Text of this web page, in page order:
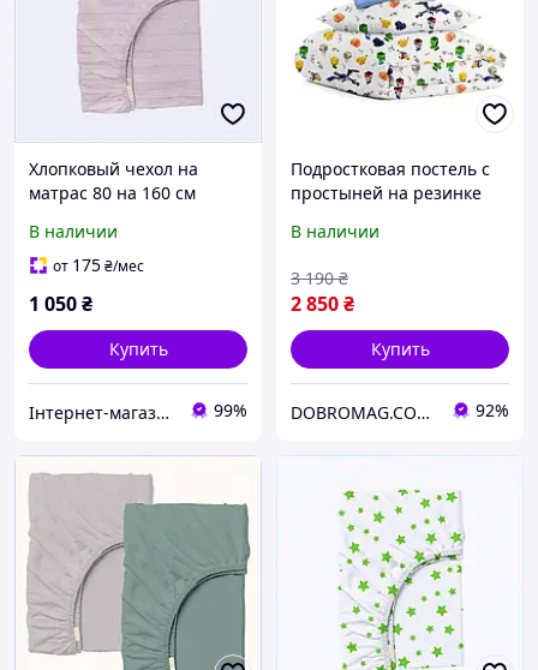
Хлопковый чехол на
матрас 80 на 160 см
В наличии
от 175₴/мес
1 050₴
Купить
Інтернет-магазин SaleX 99%
Подростковая постель с
простыней на резинке
Зеленый 160х220 см
В наличии
2 850₴
3 190 ₴
Купить
DOBROMAG.COM.UA - ДОБРОМАГ 92%